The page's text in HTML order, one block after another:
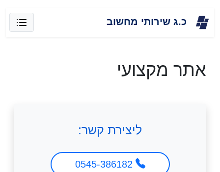
כ.ג שירותי מחשוב
אתר מקצועי
ליצירת קשר: